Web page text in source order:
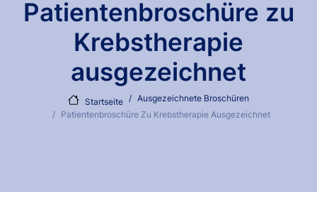
Patientenbroschüre zu
Krebstherapie
ausgezeichnet
Startseite
Ausgezeichnete Broschüren
Patientenbroschüre Zu Krebstherapie Ausgezeichnet